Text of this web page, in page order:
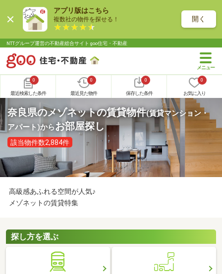
アプリ版はこちら
複数社の物件を探せる！ 開く
NTTグループ運営の不動産総合サイト goo住宅・不動産
0
最近検索した条件
0
最近見た物件
0
保存した条件
0
お気に入り
奈良県のメゾネットの賃貸物件(賃貸マンション・
アパート)からお部屋探し
該当物件数2,884件
高級感あふれる空間が人気♪
メゾネットの賃貸特集
探し方を選ぶ